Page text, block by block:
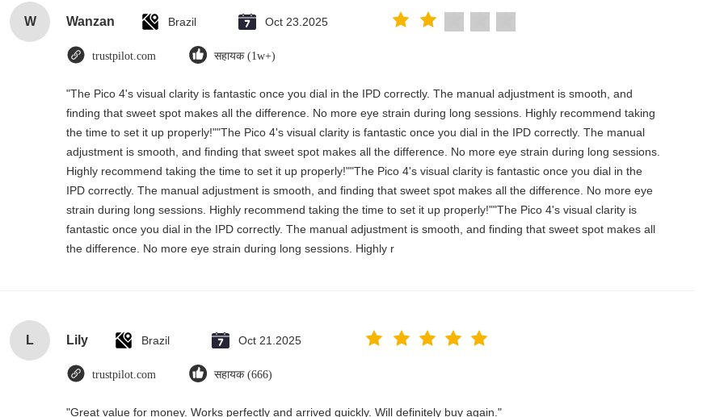
W Wanzan Brazil Oct 23.2025
trustpilot.com सहायक (1w+)
"The Pico 4's visual clarity is fantastic once you dial in the IPD correctly. The manual adjustment is smooth, and
finding that sweet spot makes all the difference. No more eye strain during long sessions. Highly recommend taking
the time to set it up properly!""The Pico 4's visual clarity is fantastic once you dial in the IPD correctly. The manual
adjustment is smooth, and finding that sweet spot makes all the difference. No more eye strain during long sessions.
Highly recommend taking the time to set it up properly!""The Pico 4's visual clarity is fantastic once you dial in the
IPD correctly. The manual adjustment is smooth, and finding that sweet spot makes all the difference. No more eye
strain during long sessions. Highly recommend taking the time to set it up properly!""The Pico 4's visual clarity is
fantastic once you dial in the IPD correctly. The manual adjustment is smooth, and finding that sweet spot makes all
the difference. No more eye strain during long sessions. Highly r
L Lily Brazil Oct 21.2025
trustpilot.com सहायक (666)
"Great value for money. Works perfectly and arrived quickly. Will definitely buy again."